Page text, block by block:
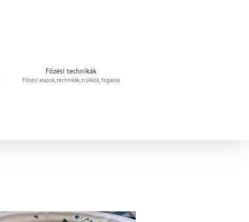
Főzési technikák
Főzési alapok, technikák, trükkök, fogások